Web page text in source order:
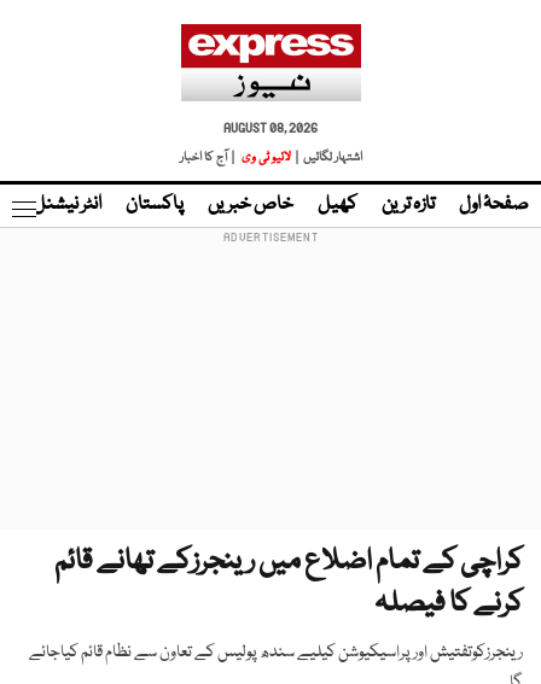
AUGUST 08, 2026
اشتہار لگائیں |
لائیو ٹی وی | آج کا اخبار
صفحۂ اول تازہ ترین کھیل خاص خبریں پاکستان انٹر نیشنل
کراچی کے تمام اضلاع میں رینجرزکے تھانے قائم
کرنے کا فیصلہ
رینجرزکوتفتیش اور پراسیکیوشن کیلیے سندھ پولیس کے تعاون سے نظام قائم کیاجائے